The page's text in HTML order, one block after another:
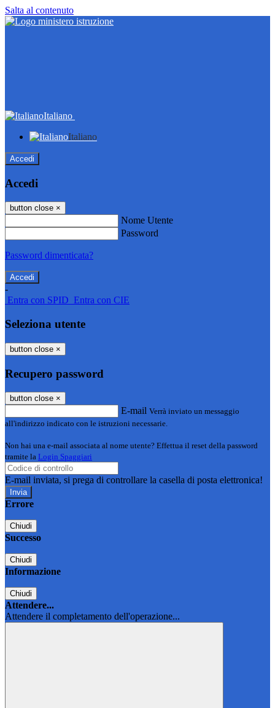
Salta al contenuto
Italiano
Italiano
Accedi
Accedi
button close ×
Nome Utente
Password
Password dimenticata?
-
Entra con SPID Entra con CIE
Seleziona utente
button close ×
Recupero password
button close ×
E-mail Verrà inviato un messaggio
all'indirizzo indicato con le istruzioni necessarie.
Non hai una e-mail associata al nome utente? Effettua il reset della password
tramite la Login Spaggiari
E-mail inviata, si prega di controllare la casella di posta elettronica!
Errore
Chiudi
Successo
Chiudi
Informazione
Chiudi
Attendere...
Attendere il completamento dell'operazione...